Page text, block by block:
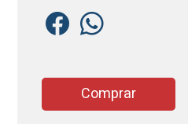
Comprar